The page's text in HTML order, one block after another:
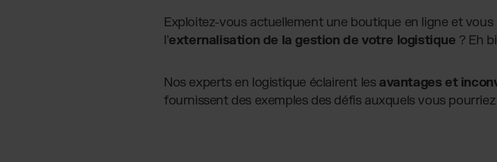
Exploitez-vous actuellement une boutique en ligne et
l'externalisation de la gestion de votre logistique ? Eh
Nos experts en logistique éclairent les avantages et
fournissent des exemples des défis auxquels vous